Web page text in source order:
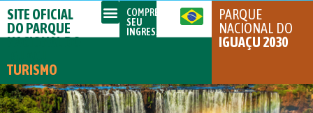
SITE OFICIAL
DO PARQUE
NACIONAL DO
TURISMO
COMPRE
SEU
INGRESSO
PARQUE
NACIONAL DO
IGUAÇU 2030